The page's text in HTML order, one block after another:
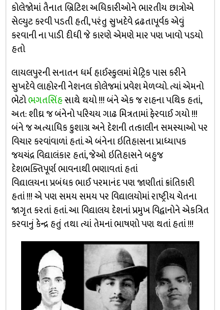
કોલેજોમાં તૈનાત બ્રિટિશ અધિકારીઓને ભારતીય છાત્રોએ
સેલ્યુટ કરવી પડતી હતી, પરંતુ સુખદેવે દ્રઢતાપૂર્વક એવું
કરવાની ના પાડી દીધી જે કારણે એમણે માર પણ ખાવો પડયો
હતો
લાયલપુરની સનાતન ધર્મ હાઈસ્કુલમાં મેટ્રિક પાસ કરીને
સુખદેવે લાહોરની નેશનલ કોલેજમાં પ્રવેશ મેળવ્યો. ત્યાં એમનો
ભેટોભગતસિંહસાથે થયો !!! બંને એક જ રાહના પથિક હતાં,
અત: શીઘ્ર જ બંનેનો પરિચય ગાઢ મિત્રતામાં ફેરવાઈ ગયો !!!
બંને જ અત્યાધિક કુશાગ્ર અને દેશની તત્કાલીન સમસ્યાઓ પર
વિચાર કરવાંવાળાં હતાં. એ બંનેના ઇતિહાસના પ્રાધ્યાપક
જયચંદ્ર વિદ્યાલંકાર હતાં, જેઓ ઇતિહાસને બહુજ
દેશભક્તિપૂર્ણ ભાવનાથી ભણાવતાં હતાં
વિદ્યાલયના પ્રબંધક ભાઈ પરમાનંદ પણ જાણીતાં ક્રાંતિકારી
હતાં !!! એ પણ સમય સમય પર વિદ્યાલયોમાં રાષ્ટ્રીય ચેતના
જાગૃત કરતાં હતાં. આ વિદ્યાલય દેશનાં પ્રમુખ વિદ્વાનોને એકત્રિત
કરવાનું કેન્દ્ર હતું તથા ત્યાં તેમનાં ભાષણો પણ થતાં હતાં !!!